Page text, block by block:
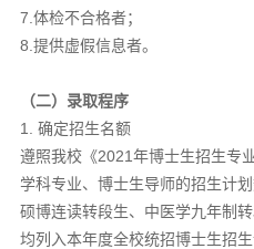
7.体检不合格者；
8.提供虚假信息者。
（二）录取程序
1. 确定招生名额
遵照我校《2021年博士生招生专
学科专业、博士生导师的招生计
硕博连读转段生、中医学九年制
均列入本年度全校统招博士生招